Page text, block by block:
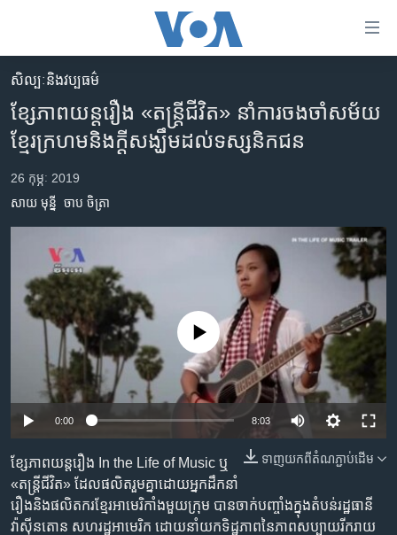
គេហទំព័រ​
ទាក់ទង
រំលង​
និង​
ទៅ​​
ទំព័រ​
ព័ត៌មាន​​
រំលង​
សម្ព័ន្ធ​
រំលង​
និង​
ចូល​
ទៅ​
កាន់​
កម្ពុជា
អន្តរជាតិ
អាមេរិក
ចិន
កម្ពុជាច្នៃប្រតិដ្ឋ
ព្រឹត្តិការណ៍ព័ត៌មាន
ទូរទស្សន៍ / វីដេអូ​
វិទ្យុ / ផតខាសថ៍
កម្មវិធីទាំងអស់
Khmer English
បណ្តាញ​សង្គម
សិល្បៈនិងវប្បធម៌
ខ្សែភាពយន្ត​រឿង​ «‍តន្ត្រី​ជីវិត» នាំ​ការ​ចងចាំ​សម័យ​
ខ្មែរក្រហម​និង​ក្ដី​សង្ឃឹម​ដល់​ទស្សនិកជន
26 កុម្ភៈ 2019
សាយ មុន្នី ចាប ចិត្រា
Auto 270p 360p 720p
No media source currently available
0:00 8:03
270p
720p
ទាញ​យក​ពី​តំណភ្ជាប់​ដើម
ខ្សែ​ភាពយន្ត​រឿង In the Life of Music ឬ
«‍តន្ត្រី​ជីវិត» ដែល​ផលិត​រួម​គ្នា​ដោយ​អ្នកដឹកនាំ​
រឿង​និង​ផលិតករ​ខ្មែរ​អាមេរិកាំង​មួយ​ក្រុម បាន​ចាក់​បញ្ចាំង​​ក្នុង​តំបន់​រដ្ឋធានី​
វ៉ាស៊ីនតោន សហរដ្ឋ​អាមេរិក ដោយ​នាំ​យក​ទិដ្ឋភាព​នៃ​​ភាព​សប្បាយរីករាយ​​​